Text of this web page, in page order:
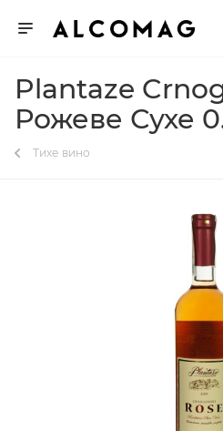
Plantaze
Рожеве Сухе
Тихе вино